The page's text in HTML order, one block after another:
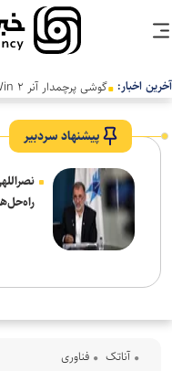
آخرین اخبار:
پیشنهاد سردبیر
آناتک فناوری